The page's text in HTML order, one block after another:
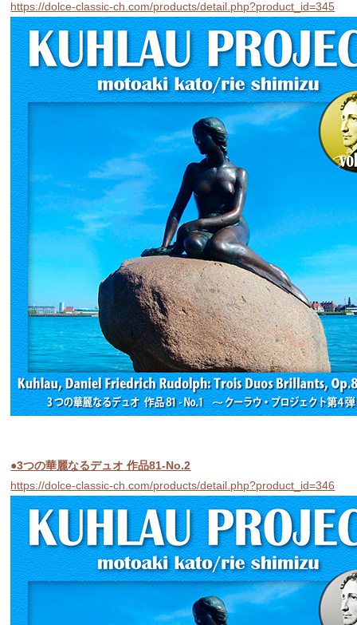
https://dolce-classic-ch.com/products/detail.php?product_id=345
●3つの華麗なるデュオ 作品81-No.2
https://dolce-classic-ch.com/products/detail.php?product_id=346